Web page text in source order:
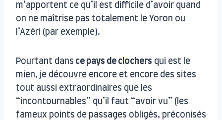
m’apportent ce qu’il est difficile d’avoir quand
on ne maîtrise pas totalement le Yoron ou
l’Azéri (par exemple).
Pourtant dans ce pays de clochers qui est le
mien, je découvre encore et encore des sites
tout aussi extraordinaires que les
“incontournables” qu’il faut “avoir vu” (les
fameux points de passages obligés, préconisés